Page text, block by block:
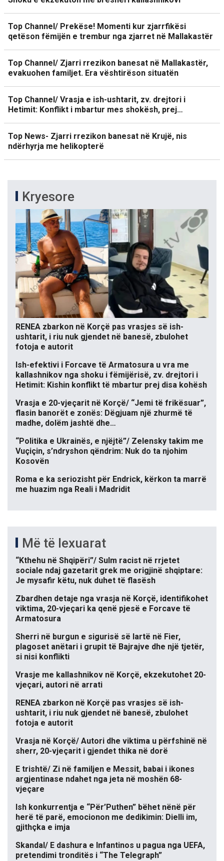
Top Channel/ Prekëse! Momenti kur zjarrfikësi
qetëson fëmijën e trembur nga zjarret në Mallakastër
Top Channel/ Zjarri rrezikon banesat në Mallakastër,
evakuohen familjet. Era vështirëson situatën
Top Channel/ Vrasja e ish-ushtarit, zv. drejtori i
Hetimit: Konflikt i mbartur mes shokësh, prej…
Top News- Zjarri rrezikon banesat në Krujë, nis
ndërhyrja me helikopterë
Kryesore
RENEA zbarkon në Korçë pas vrasjes së ish-
ushtarit, i riu nuk gjendet në banesë, zbulohet
fotoja e autorit
Ish-efektivi i Forcave të Armatosura u vra me
kallashnikov nga shoku i fëmijërisë, zv. drejtori i
Hetimit: Kishin konflikt të mbartur prej disa kohësh
Vrasja e 20-vjeçarit në Korçë/ “Jemi të frikësuar”,
flasin banorët e zonës: Dëgjuam një zhurmë të
madhe, dolëm jashtë dhe…
“Politika e Ukrainës, e njëjtë”/ Zelensky takim me
Vuçiçin, s’ndryshon qëndrim: Nuk do ta njohim
Kosovën
Roma e ka seriozisht për Endrick, kërkon ta marrë
me huazim nga Reali i Madridit
Më të lexuarat
“Kthehu në Shqipëri”/ Sulm racist në rrjetet
sociale ndaj gazetarit grek me origjinë shqiptare:
Je mysafir këtu, nuk duhet të flasësh
Zbardhen detaje nga vrasja në Korçë, identifikohet
viktima, 20-vjeçari ka qenë pjesë e Forcave të
Armatosura
Sherri në burgun e sigurisë së lartë në Fier,
plagoset anëtari i grupit të Bajrajve dhe një tjetër,
si nisi konflikti
Vrasje me kallashnikov në Korçë, ekzekutohet 20-
vjeçari, autori në arrati
RENEA zbarkon në Korçë pas vrasjes së ish-
ushtarit, i riu nuk gjendet në banesë, zbulohet
fotoja e autorit
Vrasja në Korçë/ Autori dhe viktima u përfshinë në
sherr, 20-vjeçarit i gjendet thika në dorë
E trishtë/ Zi në familjen e Messit, babai i ikones
argjentinase ndahet nga jeta në moshën 68-
vjeçare
Ish konkurrentja e “Për’Puthen” bëhet nënë për
herë të parë, emocionon me dedikimin: Dielli im,
gjithçka e imja
Skandal/ E dashura e Infantinos u pagua nga UEFA,
pretendimi tronditës i “The Telegraph”